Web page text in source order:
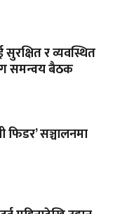
र व्यवस्थित
समन्वय बैठक
फिडर’ सञ्चालनमा